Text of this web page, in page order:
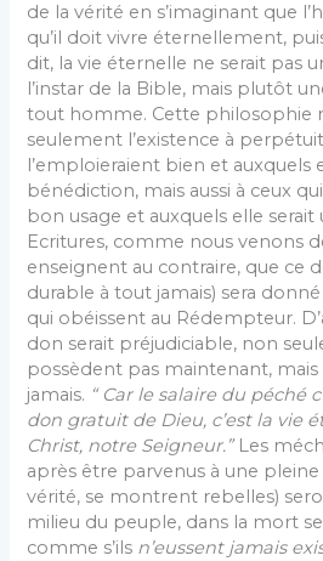
de la vérité en s’imaginant que
qu’il doit vivre éternellement,
dit, la vie éternelle ne serait pas
l’instar de la Bible, mais plutôt
tout homme. Cette phi­losophie
seulement l’existence à
l’emploieraient bien et auxquels
bénédiction, mais aussi à ceux
bon usage et auxquels elle
Ecritures, comme nous venons
enseignent au contraire, que ce
durable à tout jamais) sera
qui obé­issent au Rédempteur.
don serait préjudiciable, non
possèdent pas mainte­nant,
jamais. “ Car le salaire du péché
don gratuit de Dieu, c’est la vie
Christ, notre Seigneur.”Les
après être parvenus à une
vérité, se montrent rebelles)
milieu du peuple, dans la mort
comme s’ils n’eussent jamais